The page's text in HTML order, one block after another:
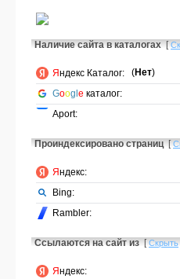
Наличие сайта в каталогах [
Яндекс Каталог: (Нет)
Google каталог:
Aport:
Проиндексировано страниц [
Яндекс:
Bing:
Rambler:
Ссылаются на сайт из [Скрыть
Яндекс: